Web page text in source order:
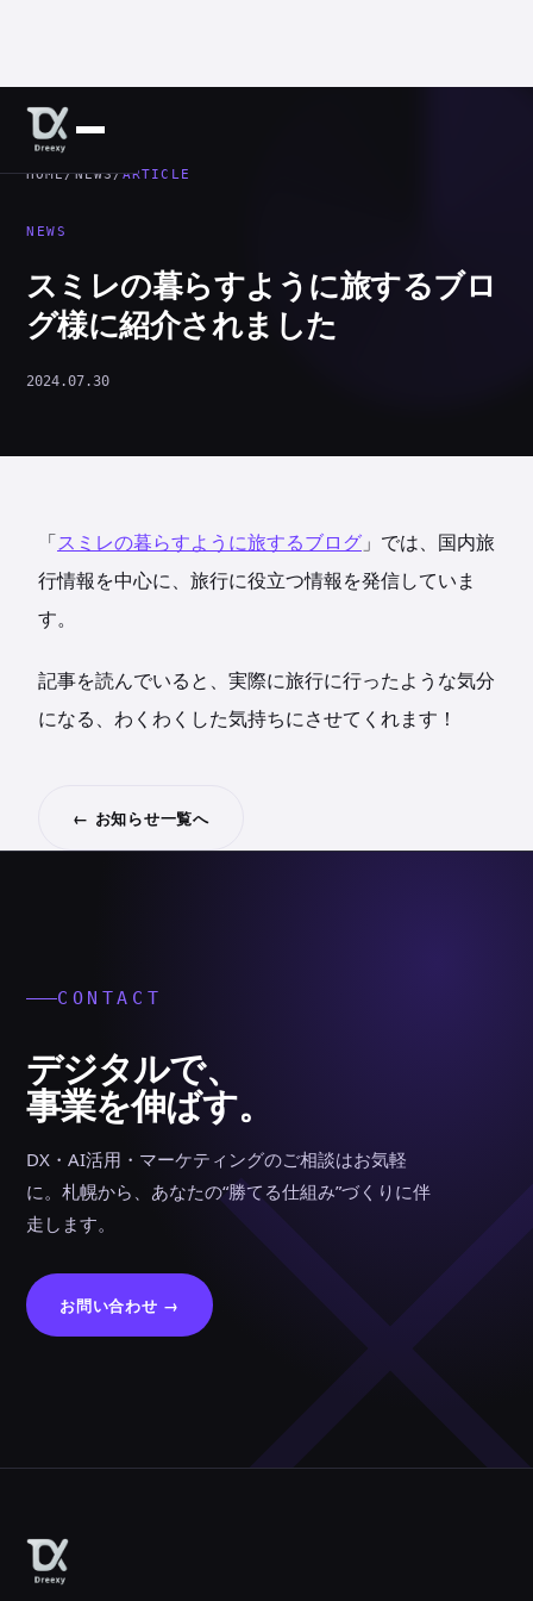
HOME/NEWS/ARTICLE
NEWS
スミレの暮らすように旅するブロ
グ様に紹介されました
2024.07.30
「スミレの暮らすように旅するブログ 」では、国内旅
行情報を中心に、旅行に役立つ情報を発信していま
す。
記事を読んでいると、実際に旅行に行ったような気分
になる、わくわくした気持ちにさせてくれます！
← お知らせ一覧へ
CONTACT
デジタルで、
事業を伸ばす。
DX・AI活用・マーケティングのご相談はお気軽
に。札幌から、あなたの“勝てる仕組み”づくりに伴
走します。
お問い合わせ →